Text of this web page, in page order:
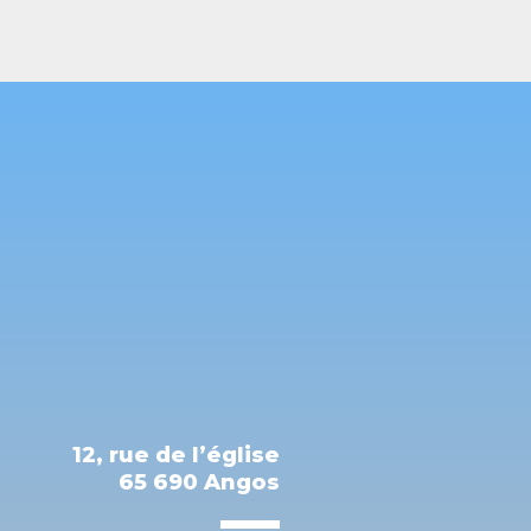
12, rue de l’église
65 690 Angos